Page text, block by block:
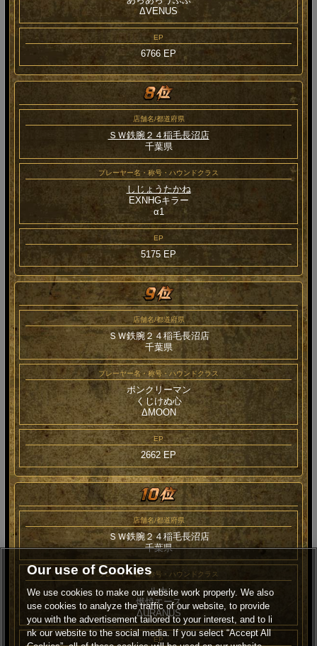
ΔVENUS
EP
6766 EP
店舗名/都道府県
ＳＷ鉄腕２４稲毛長沼店
千葉県
プレーヤー名・称号・ハウンドクラス
しじょうたかね
EXNHGキラー
α1
EP
5175 EP
店舗名/都道府県
ＳＷ鉄腕２４稲毛長沼店
千葉県
プレーヤー名・称号・ハウンドクラス
ボンクリーマン
くじけぬ心
ΔMOON
EP
2662 EP
店舗名/都道府県
ＳＷ鉄腕２４稲毛長沼店
千葉県
プレーヤー名・称号・ハウンドクラス
ルナ
燃焼エース
ΔURANUS
EP
Our use of Cookies
We use cookies to make our website work properly. We also
use cookies to analyze the traffic of our website, to provide
you with the advertisement tailored to your interest, and to li
nk our website to the social media. If you select “Accept All